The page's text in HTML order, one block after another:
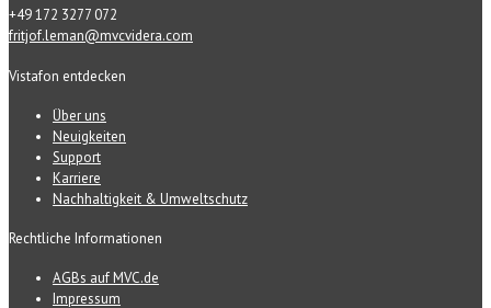
+49 172 3277 072
fritjof.leman@mvcvidera.com
Vistafon entdecken
Über uns
Neuigkeiten
Support
Karriere
Nachhaltigkeit & Umweltschutz
Rechtliche Informationen
AGBs auf MVC.de
Impressum